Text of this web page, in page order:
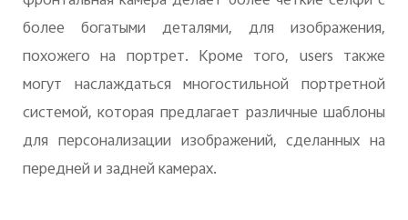
более богатыми деталями, для изображения,
похожего на портрет. Кроме того, users также
могут наслаждаться многостильной портретной
системой, которая предлагает различные шаблоны
для персонализации изображений, сделанных на
передней и задней камерах.